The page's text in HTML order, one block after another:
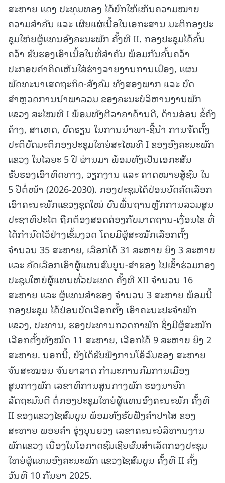
ສະຫາຍ ແດງ ປະທຸມທອງ ໄດ້ຍົກໃຫ້ເຫັນຄວາມໝາຍ
ຄວາມສໍາຄັນ ແລະ ເຜີຍແຜ່ເນື້ອໃນເອກະສານ ມະຕິກອງປະ
ຊຸມໃຫ່ຍຜູ້ແທນອົງຄະນະພັກ ຄັ້ງທີ II. ກອງປະຊຸມໄດ້ຄົ້ນ
ຄວ້າ ຮັບຮອງເອົາເນື້ອໃນທີ່ສຳຄັນ ພ້ອມກັນຄົ້ນຄວ້າ
ປະກອບຄຳຄິດເຫັນໃສ່ຮ່າງລາຍງານການເມືອງ, ແຜນ
ພັດທະນາເສດຖະກິດ-ສັງຄົມ ທັງສອງພາກ ແລະ ບົດ
ສຳຫຼວດການນຳພາລວມ ຂອງຄະນະບໍລິຫານງານພັກ
ແຂວງ ສະໄໝທີ I ພ້ອມທັງຕີລາຄາດ້ານດີ, ດ້ານອ່ອນ ຂໍ້ຄົງ
ຄ້າງ, ສາເຫດ, ບົດຮຽນ ໃນການນຳພາ-ຊີ້ນຳ ການຈັດຕັ້ງ
ປະຕິບັດມະຕິກອງປະຊຸມໃຫຍ່ສະໄໝທີ I ຂອງອົງຄະນະພັກ
ແຂວງ ໃນໄລຍະ 5 ປີ ຜ່ານມາ ພ້ອມທັງເປັນເອກະສັນ
ຮັບຮອງເອົາທິດທາງ, ວຽກງານ ແລະ ຄາດໝາຍສູ້ຊົນ ໃນ
5 ປີຕໍ່ໜ້າ (2026-2030). ກອງປະຊຸມໄດ້ປ່ອນບັດຄັດເລືອກ
ເອົາຄະນະພັກແຂວງຊຸດໃໝ່ ບົນພື້ນຖານຫຼັກການລວມສູນ
ປະຊາທິປະໄຕ ຖືກຕ້ອງສອດຄ່ອງກັບມາດຖານ-ເງື່ອນໄຂ ທີ່
ໄດ້ກຳນົດໄວ້ຢ່າງເຂັ້ມງວດ ໂດຍມີຜູ້ສະໝັກເລືອກຕັ້ງ
ຈຳນວນ 35 ສະຫາຍ, ເລືອກໄດ້ 31 ສະຫາຍ ຍິງ 3 ສະຫາຍ
ແລະ ຄັດເລືອກເອົາຜູ້ແທນສົມບູນ-ສໍາຮອງ ໄປເຂົ້າຮ່ວມກອງ
ປະຊຸມໃຫຍ່ຜູ້ແທນທົ່ວປະເທດ ຄັ້ງທີ XII ຈຳນວນ 16
ສະຫາຍ ແລະ ຜູ້ແທນສຳຮອງ ຈຳນວນ 3 ສະຫາຍ ພ້ອມນີ້
ກອງປະຊຸມ ໄດ້ປ່ອນບັດເລືອກຕັ້ງ ເອົາຄະນະປະຈໍາພັກ
ແຂວງ, ປະທານ, ຮອງປະທານກວດກາພັກ ຊຶ່ງມີຜູ້ສະໝັກ
ເລືອກຕັ້ງທັງໝົດ 11 ສະຫາຍ, ເລືອກໄດ້ 9 ສະຫາຍ ຍິງ 2
ສະຫາຍ. ນອກນີ້, ຍັງໄດ້ຮັບຟັງການໂອ້ລົມຂອງ ສະຫາຍ
ຈັນສະໝອນ ຈັນຍາລາດ ກຳມະການກົມການເມືອງ
ສູນກາງພັກ ເລຂາທິການສູນກາງພັກ ຮອງນາຍົກ
ລັດຖະມົນຕີ ຕໍ່ກອງປະຊຸມໃຫຍ່ຜູ້ແທນອົງຄະນະພັກ ຄັ້ງທີ
II ຂອງແຂວງໄຊສົມບູນ ພ້ອມທັງຮັບຟັງຄຳປາໄສ ຂອງ
ສະຫາຍ ພອຍຄຳ ຮຸ່ງບຸນຍວງ ເລຂາຄະນະບໍລິຫານງານ
ພັກແຂວງ ເນື່ອງໃນໂອກາດຊົມເຊີຍຜົນສຳເລັດກອງປະຊຸມ
ໃຫຍ່ຜູ້ແທນອົງຄະນະພັກ ແຂວງໄຊສົມບູນ ຄັ້ງທີ II ຄັ້ງ
ວັນທີ 10 ກັນຍາ 2025.